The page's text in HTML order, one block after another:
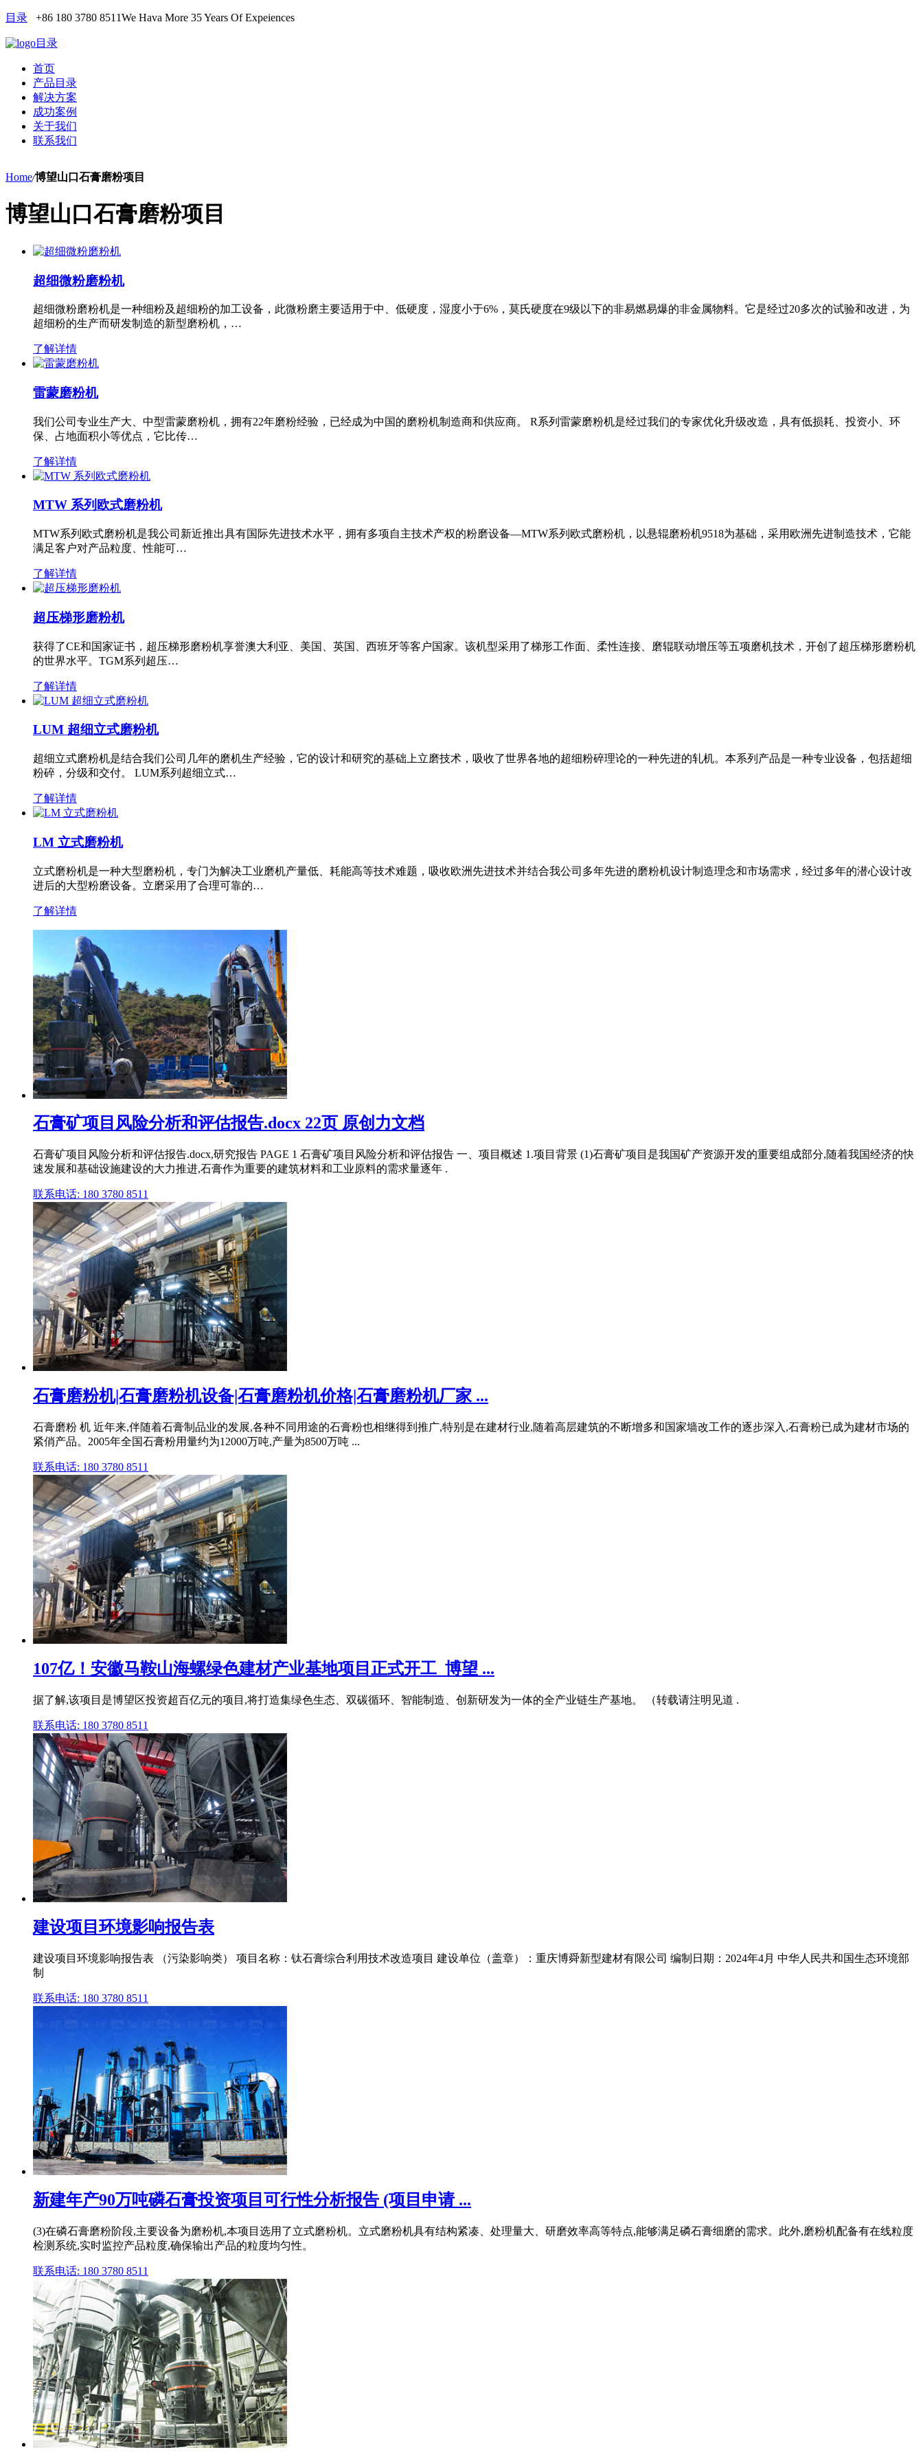
目录 +86 180 3780 8511We Hava More 35 Years Of Expeiences
目录
首页
产品目录
解决方案
成功案例
关于我们
联系我们
Home/博望山口石膏磨粉项目
博望山口石膏磨粉项目
超细微粉磨粉机
超细微粉磨粉机是一种细粉及超细粉的加工设备，此微粉磨主要适用于中、低硬度，湿度小于6%，莫氏硬度在9级以下的非易燃易爆的非金属物料。它是经过20多次的试验和改进，为
超细粉的生产而研发制造的新型磨粉机，…
了解详情
雷蒙磨粉机
我们公司专业生产大、中型雷蒙磨粉机，拥有22年磨粉经验，已经成为中国的磨粉机制造商和供应商。 R系列雷蒙磨粉机是经过我们的专家优化升级改造，具有低损耗、投资小、环
保、占地面积小等优点，它比传…
了解详情
MTW 系列欧式磨粉机
MTW系列欧式磨粉机是我公司新近推出具有国际先进技术水平，拥有多项自主技术产权的粉磨设备—MTW系列欧式磨粉机，以悬辊磨粉机9518为基础，采用欧洲先进制造技术，它能
满足客户对产品粒度、性能可…
了解详情
超压梯形磨粉机
获得了CE和国家证书，超压梯形磨粉机享誉澳大利亚、美国、英国、西班牙等客户国家。该机型采用了梯形工作面、柔性连接、磨辊联动增压等五项磨机技术，开创了超压梯形磨粉机
的世界水平。TGM系列超压…
了解详情
LUM 超细立式磨粉机
超细立式磨粉机是结合我们公司几年的磨机生产经验，它的设计和研究的基础上立磨技术，吸收了世界各地的超细粉碎理论的一种先进的轧机。本系列产品是一种专业设备，包括超细
粉碎，分级和交付。 LUM系列超细立式…
了解详情
LM 立式磨粉机
立式磨粉机是一种大型磨粉机，专门为解决工业磨机产量低、耗能高等技术难题，吸收欧洲先进技术并结合我公司多年先进的磨粉机设计制造理念和市场需求，经过多年的潜心设计改
进后的大型粉磨设备。立磨采用了合理可靠的…
了解详情
石膏矿项目风险分析和评估报告.docx 22页 原创力文档
石膏矿项目风险分析和评估报告.docx,研究报告 PAGE 1 石膏矿项目风险分析和评估报告 一、项目概述 1.项目背景 (1)石膏矿项目是我国矿产资源开发的重要组成部分,随着我国经济的快
速发展和基础设施建设的大力推进,石膏作为重要的建筑材料和工业原料的需求量逐年 .
联系电话: 180 3780 8511
石膏磨粉机|石膏磨粉机设备|石膏磨粉机价格|石膏磨粉机厂家 ...
石膏磨粉 机 近年来,伴随着石膏制品业的发展,各种不同用途的石膏粉也相继得到推广,特别是在建材行业,随着高层建筑的不断增多和国家墙改工作的逐步深入,石膏粉已成为建材市场的
紧俏产品。2005年全国石膏粉用量约为12000万吨,产量为8500万吨 ...
联系电话: 180 3780 8511
107亿！安徽马鞍山海螺绿色建材产业基地项目正式开工_博望 ...
据了解,该项目是博望区投资超百亿元的项目,将打造集绿色生态、双碳循环、智能制造、创新研发为一体的全产业链生产基地。 （转载请注明见道 .
联系电话: 180 3780 8511
建设项目环境影响报告表
建设项目环境影响报告表 （污染影响类） 项目名称：钛石膏综合利用技术改造项目 建设单位（盖章）：重庆博舜新型建材有限公司 编制日期：2024年4月 中华人民共和国生态环境部
制
联系电话: 180 3780 8511
新建年产90万吨磷石膏投资项目可行性分析报告 (项目申请 ...
(3)在磷石膏磨粉阶段,主要设备为磨粉机,本项目选用了立式磨粉机。立式磨粉机具有结构紧凑、处理量大、研磨效率高等特点,能够满足磷石膏细磨的需求。此外,磨粉机配备有在线粒度
检测系统,实时监控产品粒度,确保输出产品的粒度均匀性。
联系电话: 180 3780 8511